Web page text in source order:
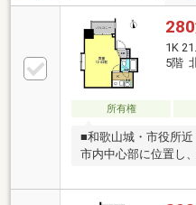
280
1K
5階
所有権
■和歌山城・市役所
市内中心部に位置し